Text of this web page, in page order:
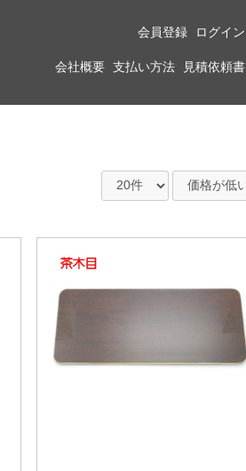
会員登録 ログイン
会社概要 支払い方法 見積依頼書